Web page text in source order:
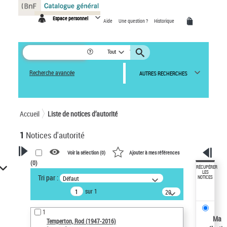
Espace personnel Aide Une question ? Historique
Tout
Recherche avancée AUTRES RECHERCHES
Accueil Liste de notices d’autorité
1 Notices d'autorité
VOTRE RECHERCHE
Recherche avancée dans les
notices d’autorité
Œuvres liées à l'auteur :
Temperton, Rod (1947-2016)
Voir la sélection (0) Ajouter à mes références
(0)
Tri par : Défaut
sur 1
20
résultats/page
1
Temperton, Rod (1947-2016)
RÉCUPÉRER
LES
NOTICES
Ma
Panneau de gestion des cookies